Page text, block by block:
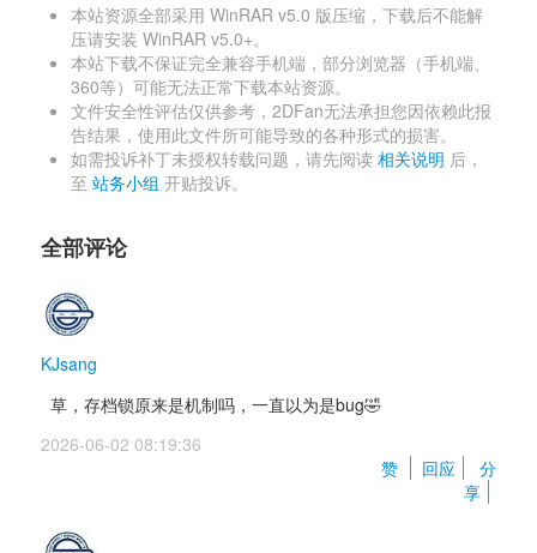
本站资源全部采用 WinRAR v5.0 版压缩，下载后不能解
压请安装 WinRAR v5.0+。
本站下载不保证完全兼容手机端，部分浏览器（手机端、
360等）可能无法正常下载本站资源。
文件安全性评估仅供参考，2DFan无法承担您因依赖此报
告结果，使用此文件所可能导致的各种形式的损害。
如需投诉补丁未授权转载问题，请先阅读 相关说明 后，
至 站务小组 开贴投诉。
全部评论
KJsang
草，存档锁原来是机制吗，一直以为是bug🤣
2026-06-02 08:19:36
赞
回应
分
享